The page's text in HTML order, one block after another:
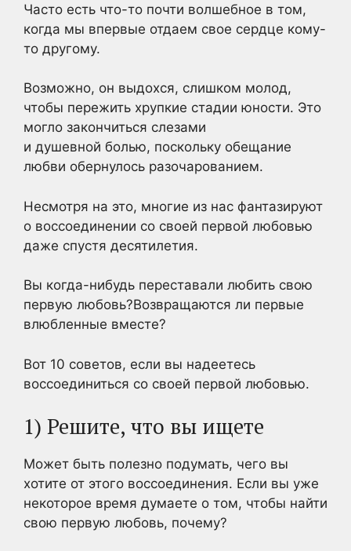
Часто есть что-то почти волшебное в том,
когда мы впервые отдаем свое сердце кому-
то другому.
Возможно, он выдохся, слишком молод,
чтобы пережить хрупкие стадии юности. Это
могло закончиться слезами
и душевной болью, поскольку обещание
любви обернулось разочарованием.
Несмотря на это, многие из нас фантазируют
о воссоединении со своей первой любовью
даже спустя десятилетия.
Вы когда-нибудь переставали любить свою
первую любовь?Возвращаются ли первые
влюбленные вместе?
Вот 10 советов, если вы надеетесь
воссоединиться со своей первой любовью.
1) Решите, что вы ищете
Может быть полезно подумать, чего вы
хотите от этого воссоединения. Если вы уже
некоторое время думаете о том, чтобы найти
свою первую любовь, почему?